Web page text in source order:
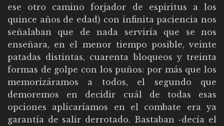
ese otro camino forjador de espíritus a los
quince años de edad) con infinita paciencia nos
señalaban que de nada serviría que se nos
enseñara, en el menor tiempo posible, veinte
patadas distintas, cuarenta bloqueos y treinta
formas de golpe con los puños: por más que los
memorizáramos a todos, el segundo que
demoremos en decidir cuál de todas esas
opciones aplicaríamos en el combate era ya
garantía de salir derrotado. Bastaban -decía el